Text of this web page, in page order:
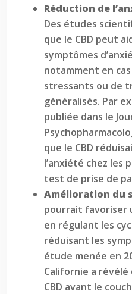
Réduction de
Des études
que le CBD peut
symptômes
notamment en
stressants ou de
généralisés. Par
publiée dans le
que le CBD
l’anxiété chez les
test de prise de
Amélioration du
pourrait favoriser
en régulant les
réduisant les
étude menée en
Californie a révélé
CBD avant le